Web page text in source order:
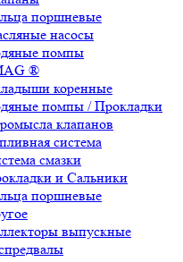
поршневые
насосы
помпы
®
коренные
помпы / Прокладки
клапанов
система
смазки
и Сальники
поршневые
выпускные